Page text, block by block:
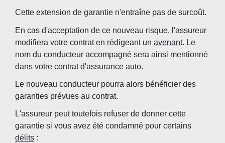
Cette extension de garantie n'entraîne pas de surcoût.
En cas d'acceptation de ce nouveau risque, l'assureur
modifiera votre contrat en rédigeant un avenant. Le
nom du conducteur accompagné sera ainsi mentionné
dans votre contrat d'assurance auto.
Le nouveau conducteur pourra alors bénéficier des
garanties prévues au contrat.
L'assureur peut toutefois refuser de donner cette
garantie si vous avez été condamné pour certains
délits :